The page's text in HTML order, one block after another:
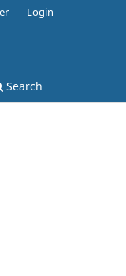
Search
Login